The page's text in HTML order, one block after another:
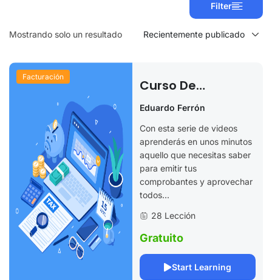
Filter
Mostrando solo un resultado
Facturación
Curso De
Facturación
Eduardo Ferrón
Con esta serie de videos
aprenderás en unos minutos
aquello que necesitas saber
para emitir tus
comprobantes y aprovechar
todos...
28 Lección
Gratuito
Start Learning